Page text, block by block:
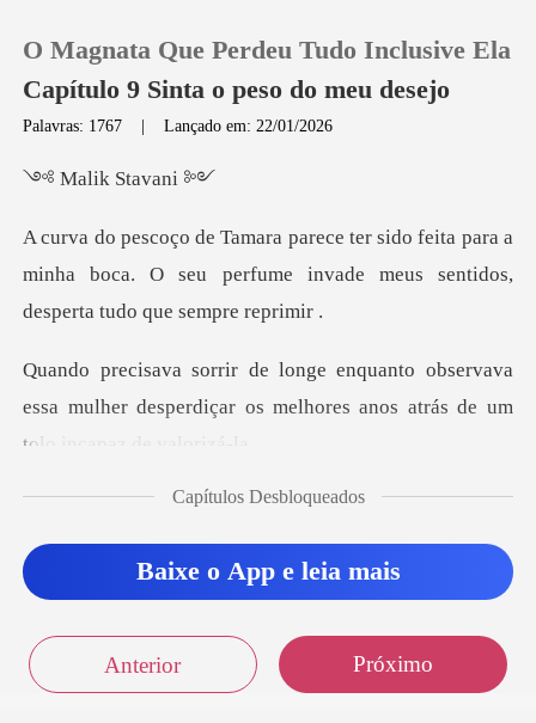
Loja
Histórico
Sair
O Magnata Que Perdeu Tudo Inclusive Ela
Capítulo 9 Sinta o peso do meu desejo
Palavras: 1767 |Lançado em: 22/01/2026
ik St
ita para a
minha boca. O seu perfume invade meu
servava
essa mulher desperdiçar os melhores
zam pela cintura,
Capítulos Desbloqueados
Baixe o App e leia mais
Anterior Próximo